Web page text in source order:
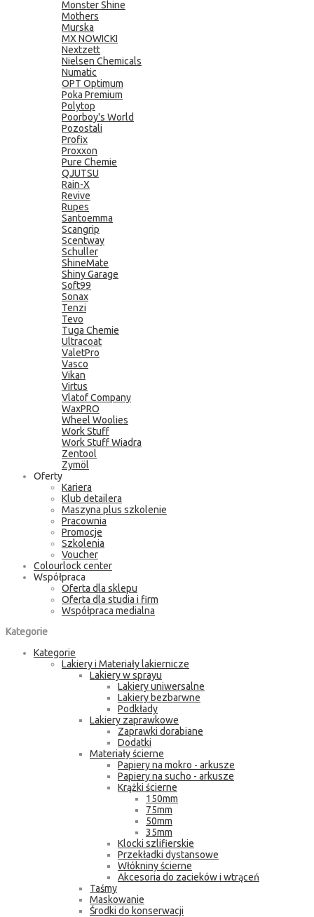
Monster Shine
Mothers
Murska
MX NOWICKI
Nextzett
Nielsen Chemicals
Numatic
OPT Optimum
Poka Premium
Polytop
Poorboy's World
Pozostali
Profix
Proxxon
Pure Chemie
QJUTSU
Rain-X
Revive
Rupes
Santoemma
Scangrip
Scentway
Schuller
ShineMate
Shiny Garage
Soft99
Sonax
Tenzi
Tevo
Tuga Chemie
Ultracoat
ValetPro
Vasco
Vikan
Virtus
Vlatof Company
WaxPRO
Wheel Woolies
Work Stuff
Work Stuff Wiadra
Zentool
Zymöl
Oferty
Kariera
Klub detailera
Maszyna plus szkolenie
Pracownia
Promocje
Szkolenia
Voucher
Colourlock center
Współpraca
Oferta dla sklepu
Oferta dla studia i firm
Współpraca medialna
Kategorie
Kategorie
Lakiery i Materiały lakiernicze
Lakiery w sprayu
Lakiery uniwersalne
Lakiery bezbarwne
Podkłady
Lakiery zaprawkowe
Zaprawki dorabiane
Dodatki
Materiały ścierne
Papiery na mokro - arkusze
Papiery na sucho - arkusze
Krążki ścierne
150mm
75mm
50mm
35mm
Klocki szlifierskie
Przekładki dystansowe
Włókniny ścierne
Akcesoria do zacieków i wtrąceń
Taśmy
Maskowanie
Środki do konserwacji